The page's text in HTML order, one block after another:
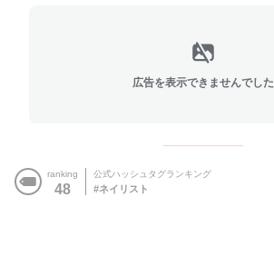
広告を表示できませんでした
ranking
48
公式ハッシュタグランキング
ネイリスト